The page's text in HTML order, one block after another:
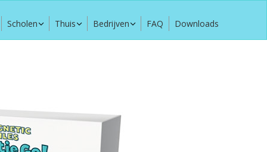
Scholen Thuis Bedrijven FAQ Downloads